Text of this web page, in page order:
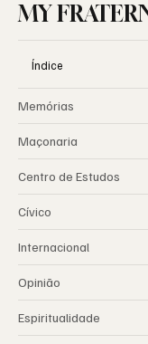
MY
Índice
Memórias
Maçonaria
Centro de Estudos
Cívico
Internacional
Opinião
Espiritualidade